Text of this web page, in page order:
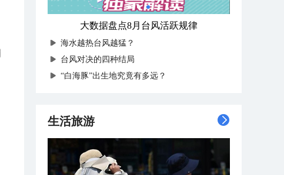
大数据盘点8月台风活跃规律
海水越热台风越猛？
台风对决的四种结局
“白海豚”出生地究竟有多远？
生活旅游